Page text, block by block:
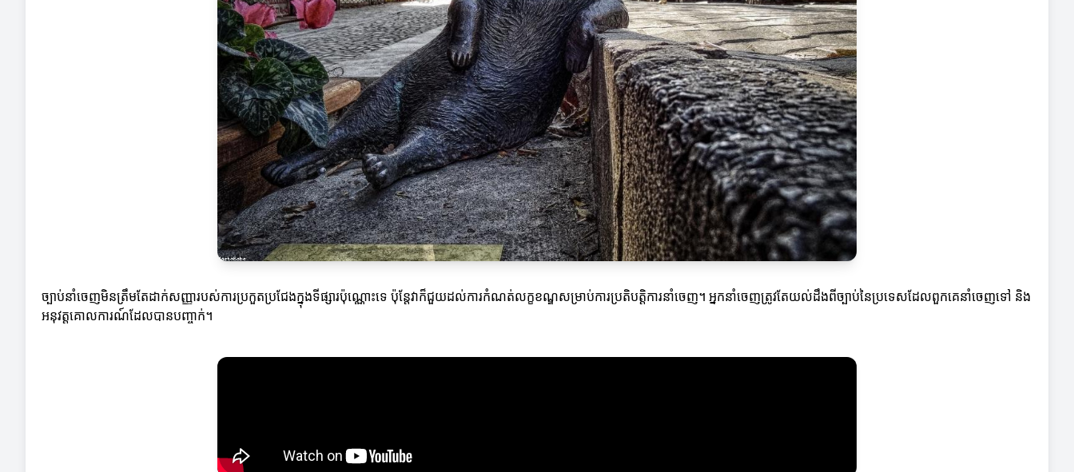
ច្បាប់នាំចេញមិនត្រឹមតែដាក់សញ្ញារបស់ការប្រកួតប្រជែងក្នុងទីផ្សារប៉ុណ្ណោះទេ ប៉ុន្តែវាក៏ជួយដល់ការកំណត់លក្ខខណ្ឌសម្រាប់ការប្រតិបត្តិការនាំចេញ។ អ្នកនាំចេញត្រូវតែយល់ដឹងពីច្បាប់នៃប្រទេសដែលពួកគេនាំចេញទៅ និង
អនុវត្តគោលការណ៍ដែលបានបញ្ចាក់។